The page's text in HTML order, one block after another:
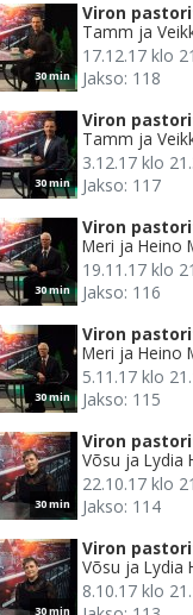
30 min
Viron
Tamm ja
17.12.17 klo
Jakso: 118
30 min
Viron
Tamm ja
3.12.17 klo
Jakso: 117
30 min
Viron
Meri ja Heino
19.11.17 klo
Jakso: 116
30 min
Viron
Meri ja Heino
5.11.17 klo
Jakso: 115
30 min
Viron
Võsu ja Lydia
22.10.17 klo
Jakso: 114
30 min
Viron
Võsu ja Lydia
8.10.17 klo